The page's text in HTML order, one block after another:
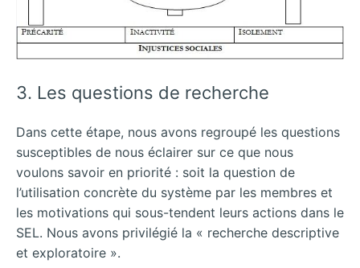
3. Les questions de recherche
Dans cette étape, nous avons regroupé les questions
susceptibles de nous éclairer sur ce que nous
voulons savoir en priorité : soit la question de
l’utilisation concrète du système par les membres et
les motivations qui sous-tendent leurs actions dans le
SEL. Nous avons privilégié la « recherche descriptive
et exploratoire ».